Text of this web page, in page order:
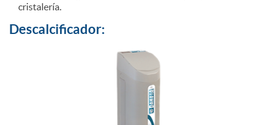
cristalería.
Descalcificador: